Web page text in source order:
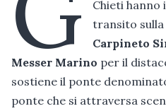
Chieti
transito sulla
Carpineto
Messer Marino per il
sostiene il ponte
ponte che si attraversa